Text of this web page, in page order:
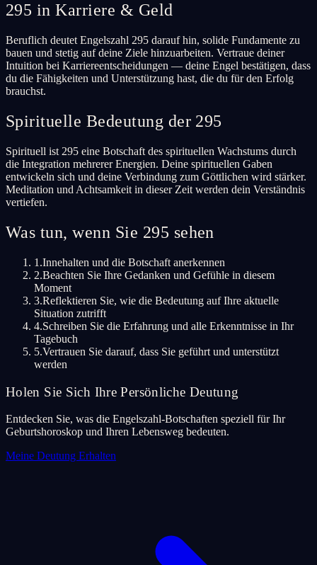
295 in Karriere & Geld
Beruflich deutet Engelszahl 295 darauf hin, solide Fundamente zu
bauen und stetig auf deine Ziele hinzuarbeiten. Vertraue deiner
Intuition bei Karriereentscheidungen — deine Engel bestätigen, dass
du die Fähigkeiten und Unterstützung hast, die du für den Erfolg
brauchst.
Spirituelle Bedeutung der 295
Spirituell ist 295 eine Botschaft des spirituellen Wachstums durch
die Integration mehrerer Energien. Deine spirituellen Gaben
entwickeln sich und deine Verbindung zum Göttlichen wird stärker.
Meditation und Achtsamkeit in dieser Zeit werden dein Verständnis
vertiefen.
Was tun, wenn Sie 295 sehen
1.Innehalten und die Botschaft anerkennen
2.Beachten Sie Ihre Gedanken und Gefühle in diesem
Moment
3.Reflektieren Sie, wie die Bedeutung auf Ihre aktuelle
Situation zutrifft
4.Schreiben Sie die Erfahrung und alle Erkenntnisse in Ihr
Tagebuch
5.Vertrauen Sie darauf, dass Sie geführt und unterstützt
werden
Holen Sie Sich Ihre Persönliche Deutung
Entdecken Sie, was die Engelszahl-Botschaften speziell für Ihr
Geburtshoroskop und Ihren Lebensweg bedeuten.
Meine Deutung Erhalten